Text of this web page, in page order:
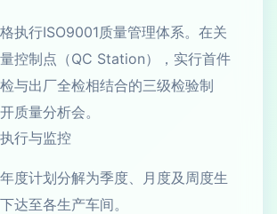
执行ISO9001质量管理体系。在关
控制点（QC Station），实行首件
与出厂全检相结合的三级检验制
质量分析会。
行与监控
度计划分解为季度、月度及周度生
达至各生产车间。